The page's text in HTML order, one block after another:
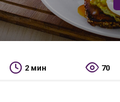
2 мин 70